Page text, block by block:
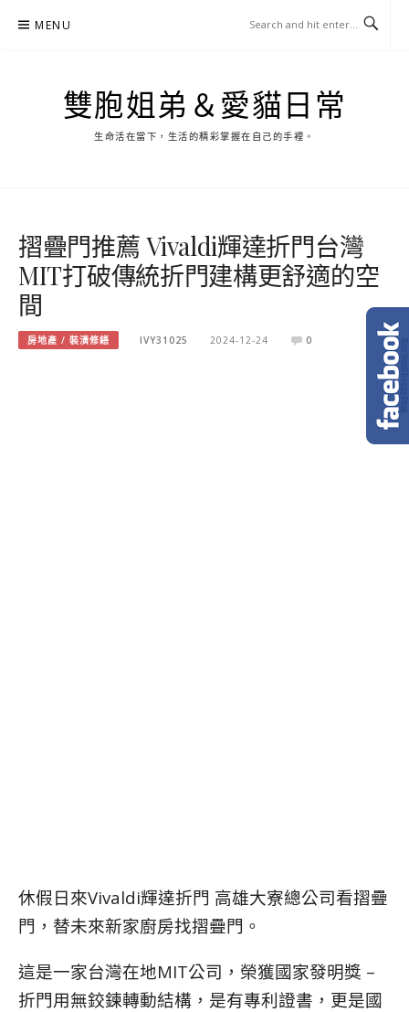
MENU
雙胞姐弟＆愛貓日常
生命活在當下，生活的精彩掌握在自己的手裡。
摺疊門推薦 Vivaldi輝達折門台灣
MIT打破傳統折門建構更舒適的空
間
房地產 / 裝潢修繕 IVY31025 2024-12-24 0
休假日來Vivaldi輝達折門 高雄大寮總公司看摺疊
門，替未來新家廚房找摺疊門。
這是一家台灣在地MIT公司，榮獲國家發明獎 –
折門用無鉸鍊轉動結構，是有專利證書，更是國